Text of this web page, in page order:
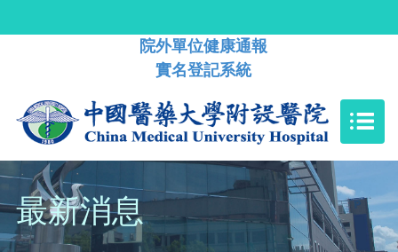
院外單位健康通報
實名登記系統
最新消息